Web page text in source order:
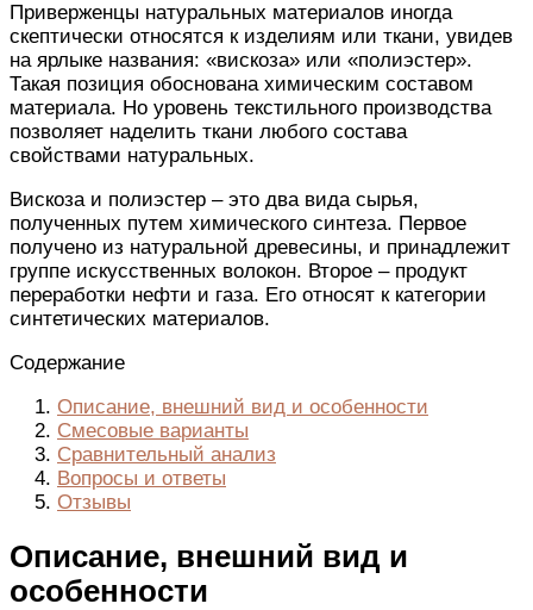
Приверженцы натуральных материалов иногда
скептически относятся к изделиям или ткани, увидев
на ярлыке названия: «вискоза» или «полиэстер».
Такая позиция обоснованахимическим составом
материала. Но уровень текстильного производства
позволяет наделить ткани любого состава
свойствами натуральных.
Вискоза и полиэстер – это два вида сырья,
полученных путем химического синтеза. Первое
получено из натуральной древесины, и принадлежит
группе искусственных волокон. Второе – продукт
переработки нефти и газа. Его относят к категории
синтетических материалов.
Содержание
Описание, внешний вид и особенности
Смесовые варианты
Сравнительный анализ
Вопросы и ответы
Отзывы
Описание, внешний вид и
особенности